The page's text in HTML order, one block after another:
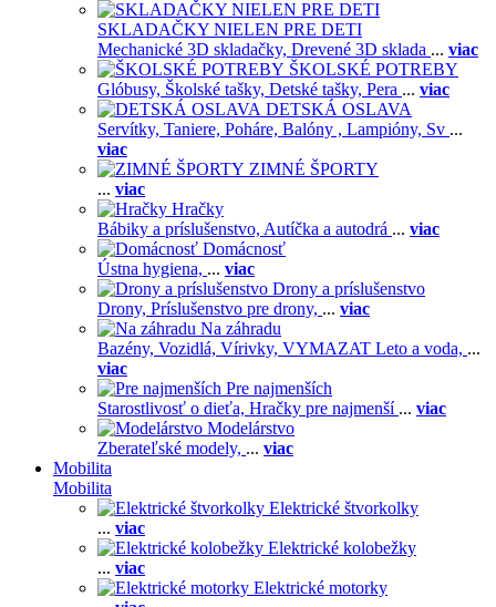
SKLADAČKY NIELEN PRE DETI
Mechanické 3D skladačky, Drevené 3D sklada ... viac
ŠKOLSKÉ POTREBY
Glóbusy, Školské tašky, Detské tašky, Pera ... viac
DETSKÁ OSLAVA
Servítky, Taniere, Poháre, Balóny , Lampióny, Sv ...
viac
ZIMNÉ ŠPORTY
... viac
Hračky
Bábiky a príslušenstvo, Autíčka a autodrá ... viac
Domácnosť
Ústna hygiena, ... viac
Drony a príslušenstvo
Drony, Príslušenstvo pre drony, ... viac
Na záhradu
Bazény, Vozidlá, Vírivky, VYMAZAT Leto a voda, ...
viac
Pre najmenších
Starostlivosť o dieťa, Hračky pre najmenší ... viac
Modelárstvo
Zberateľské modely, ... viac
Mobilita
Mobilita
Elektrické štvorkolky
... viac
Elektrické kolobežky
... viac
Elektrické motorky